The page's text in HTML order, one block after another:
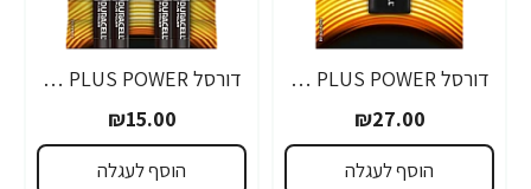
דורסל PLUS POWER סוללות 9V אריזת 1 יחידות - מבית Duracell
₪27.00
הוסף לעגלה
דורסל PLUS POWER סוללות AAA אריזת 4 יחידות - מבית Duracell
₪15.00
הוסף לעגלה